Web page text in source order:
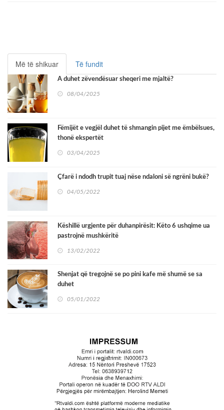
Më të shikuar Të fundit
A duhet zëvendësuar sheqeri me mjaltë?
08/04/2025
Fëmijët e vegjël duhet të shmangin pijet me ëmbëlsues,
thonë ekspertët
03/04/2025
Çfarë i ndodh trupit tuaj nëse ndaloni së ngrëni bukë?
04/05/2022
Këshillë urgjente për duhanpirësit: Këto 6 ushqime ua
pastrojnë mushkëritë
13/02/2022
Shenjat që tregojnë se po pini kafe më shumë se sa
duhet
05/01/2022